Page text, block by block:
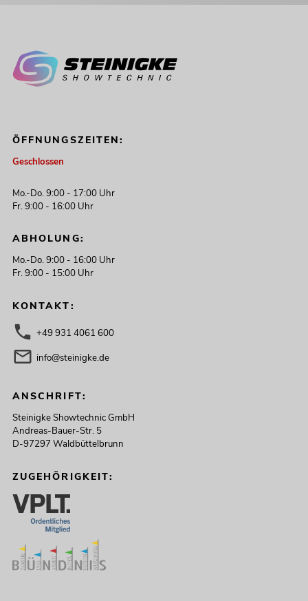
ÖFFNUNGSZEITEN:
Geschlossen
Mo.-Do. 9:00 - 17:00 Uhr
Fr. 9:00 - 16:00 Uhr
ABHOLUNG:
Mo.-Do. 9:00 - 16:00 Uhr
Fr. 9:00 - 15:00 Uhr
KONTAKT:
+49 931 4061 600
info@steinigke.de
ANSCHRIFT:
Steinigke Showtechnic GmbH
Andreas-Bauer-Str. 5
D-97297 Waldbüttelbrunn
ZUGEHÖRIGKEIT: